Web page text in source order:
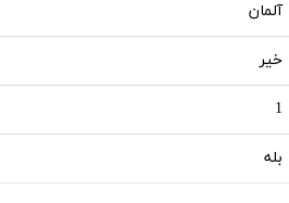
آلمان
خیر
1
بله